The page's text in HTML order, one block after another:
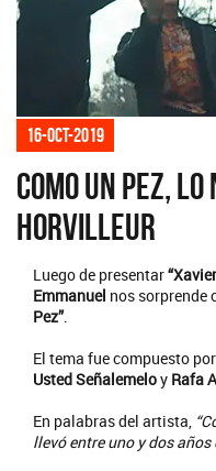
16-oct-2019
Como un Pez,
Horvilleur
Luego de presentar
Emmanuel nos sorprende
Pez”.
El tema fue compuesto por
Usted Señalemeloy Rafa
En palabras del artista,
llevó entre uno y dos años